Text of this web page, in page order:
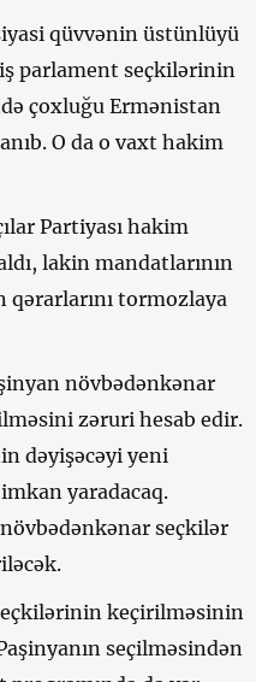
qüvvənin üstünlüyü
parlament seçkilərinin
çoxluğu Ermənistan
O da o vaxt hakim
Partiyası hakim
lakin mandatlarının
tormozlaya
növbədənkənar
zəruri hesab edir.
dəyişəcəyi yeni
yaradacaq.
seçkilər
keçirilməsinin
seçilməsindən